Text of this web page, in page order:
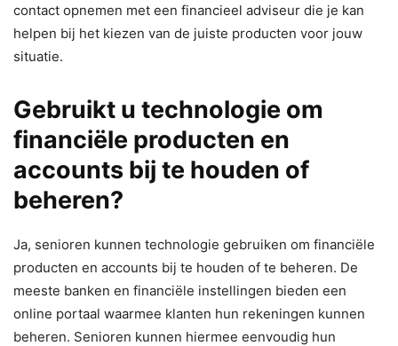
contact opnemen met een financieel adviseur die je kan
helpen bij het kiezen van de juiste producten voor jouw
situatie.
Gebruikt u technologie om
financiële producten en
accounts bij te houden of
beheren?
Ja, senioren kunnen technologie gebruiken om financiële
producten en accounts bij te houden of te beheren. De
meeste banken en financiële instellingen bieden een
online portaal waarmee klanten hun rekeningen kunnen
beheren. Senioren kunnen hiermee eenvoudig hun